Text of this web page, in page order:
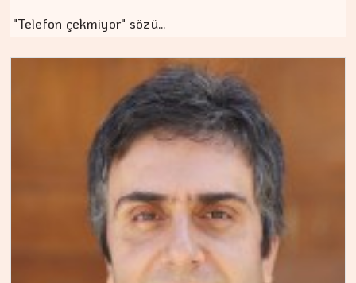
"Telefon çekmiyor" sözü…